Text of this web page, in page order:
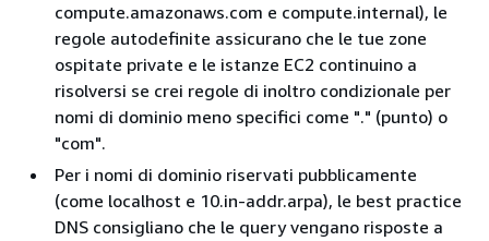
compute.amazonaws.com e compute.internal), le
regole autodefinite assicurano che le tue zone
ospitate private e le istanze EC2 continuino a
risolversi se crei regole di inoltro condizionale per
nomi di dominio meno specifici come "." (punto) o
"com".
Per i nomi di dominio riservati pubblicamente
(come localhost e 10.in-addr.arpa), le best practice
DNS consigliano che le query vengano risposte a